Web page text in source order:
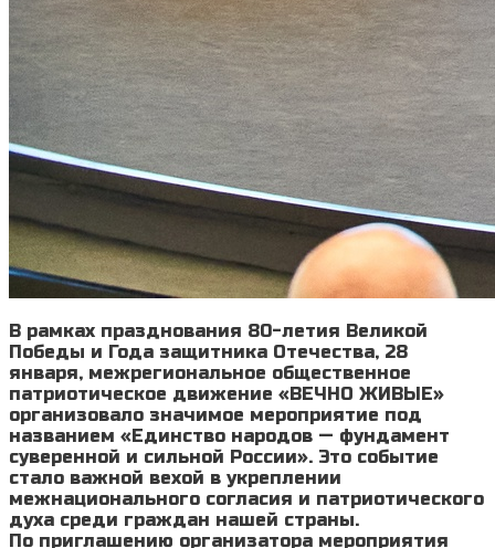
В рамках празднования 80-летия Великой
Победы и Года защитника Отечества, 28
января, межрегиональное общественное
патриотическое движение «ВЕЧНО ЖИВЫЕ»
организовало значимое мероприятие под
названием «Единство народов — фундамент
суверенной и сильной России». Это событие
стало важной вехой в укреплении
межнационального согласия и патриотического
духа среди граждан нашей страны.
По приглашению организатора мероприятия